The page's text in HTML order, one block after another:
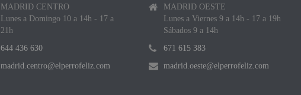
MADRID CENTRO
Lunes a Domingo 10 a 14h - 17 a
21h
644 436 630
madrid.centro@elperrofeliz.com
MADRID OESTE
Lunes a Viernes 9 a 14h - 17 a 19h
Sábados 9 a 14h
671 615 383
madrid.oeste@elperrofeliz.com